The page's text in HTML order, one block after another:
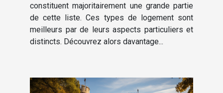
constituent majoritairement une grande partie
de cette liste. Ces types de logement sont
meilleurs par de leurs aspects particuliers et
distincts. Découvrez alors davantage...